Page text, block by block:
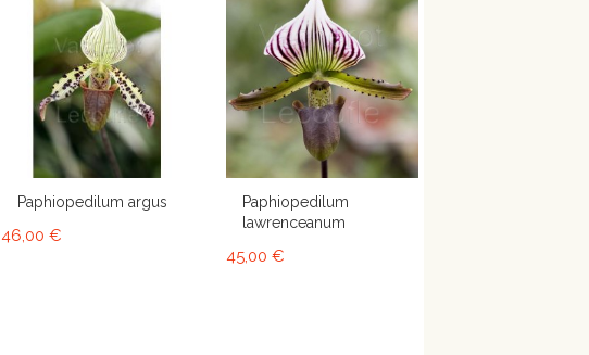
Paphiopedilum argus
46,00 €
Paphiopedilum
lawrenceanum
45,00 €